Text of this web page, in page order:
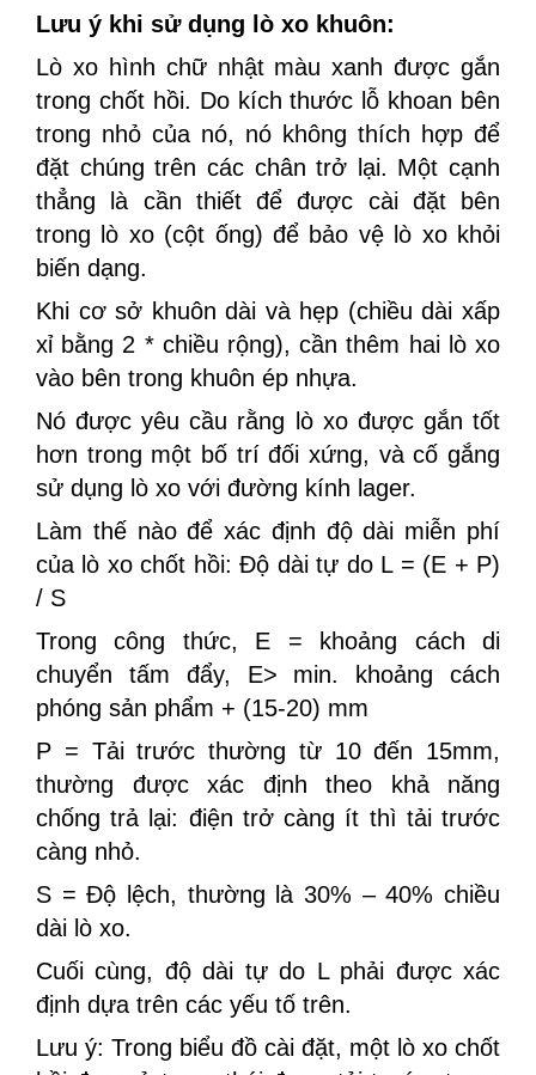
Lưu ý khi sử dụng lò xo khuôn:
Lò xo hình chữ nhật màu xanh được gắn
trong chốt hồi. Do kích thước lỗ khoan bên
trong nhỏ của nó, nó không thích hợp để
đặt chúng trên các chân trở lại. Một cạnh
thẳng là cần thiết để được cài đặt bên
trong lò xo (cột ống) để bảo vệ lò xo khỏi
biến dạng.
Khi cơ sở khuôn dài và hẹp (chiều dài xấp
xỉ bằng 2 * chiều rộng), cần thêm hai lò xo
vào bên trong khuôn ép nhựa.
Nó được yêu cầu rằng lò xo được gắn tốt
hơn trong một bố trí đối xứng, và cố gắng
sử dụng lò xo với đường kính lager.
Làm thế nào để xác định độ dài miễn phí
của lò xo chốt hồi: Độ dài tự do L = (E + P)
/ S
Trong công thức, E = khoảng cách di
chuyển tấm đẩy, E> min. khoảng cách
phóng sản phẩm + (15-20) mm
P = Tải trước thường từ 10 đến 15mm,
thường được xác định theo khả năng
chống trả lại: điện trở càng ít thì tải trước
càng nhỏ.
S = Độ lệch, thường là 30% – 40% chiều
dài lò xo.
Cuối cùng, độ dài tự do L phải được xác
định dựa trên các yếu tố trên.
Lưu ý: Trong biểu đồ cài đặt, một lò xo chốt